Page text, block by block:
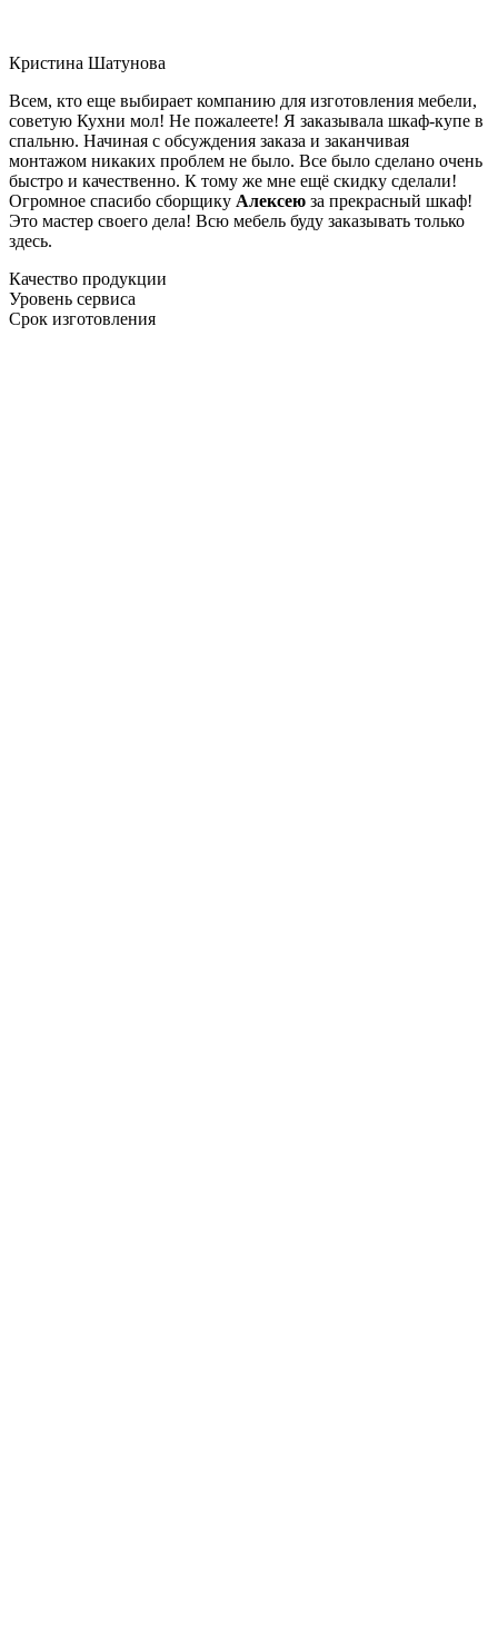
Кристина Шатунова
Всем, кто еще выбирает компанию для изготовления мебели,
советую Кухни мол! Не пожалеете! Я заказывала шкаф-купе в
спальню. Начиная с обсуждения заказа и заканчивая
монтажом никаких проблем не было. Все было сделано очень
быстро и качественно. К тому же мне ещё скидку сделали!
Огромное спасибо сборщику Алексею за прекрасный шкаф!
Это мастер своего дела! Всю мебель буду заказывать только
здесь.
Качество продукции
Уровень сервиса
Срок изготовления